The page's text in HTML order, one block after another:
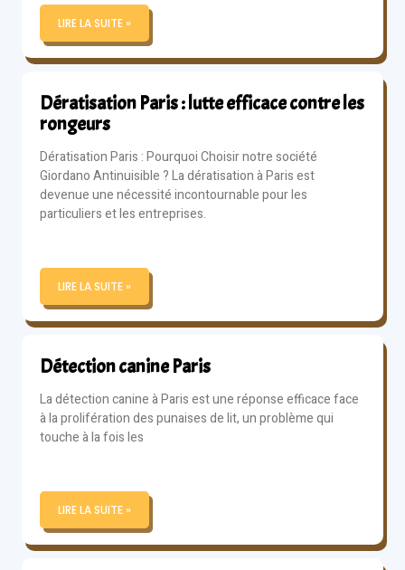
LIRE LA SUITE »
Dératisation Paris : lutte efficace contre les
rongeurs
Dératisation Paris : Pourquoi Choisir notre société
Giordano Antinuisible ? La dératisation à Paris est
devenue une nécessité incontournable pour les
particuliers et les entreprises.
LIRE LA SUITE »
Détection canine Paris
La détection canine à Paris est une réponse efficace face
à la prolifération des punaises de lit, un problème qui
touche à la fois les
LIRE LA SUITE »